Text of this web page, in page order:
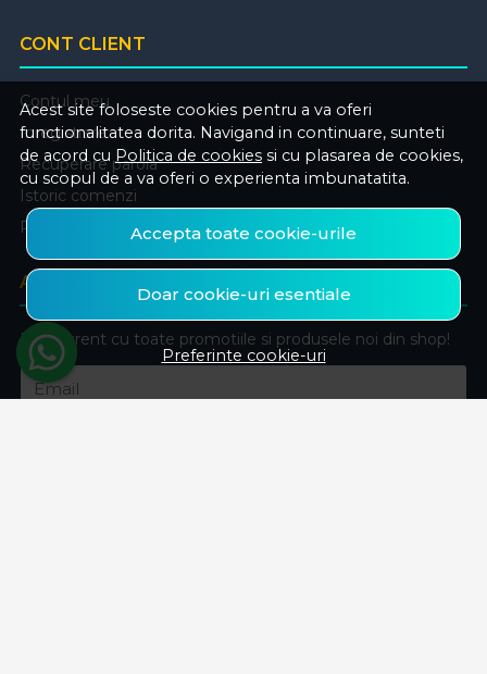
Acest site foloseste cookies pentru a va oferi
functionalitatea dorita. Navigand in continuare, sunteti
de acord cu Politica de cookies si cu plasarea de cookies,
cu scopul de a va oferi o experienta imbunatatita.
Accepta toate cookie-urile
Doar cookie-uri esentiale
Preferinte cookie-uri
CONT CLIENT
Contul meu
Inregistrare
Recuperare parola
Istoric comenzi
Produse favorite
ABONEAZA-TE LA NEWSLETTER
Fii la curent cu toate promotiile si produsele noi din shop!
Email